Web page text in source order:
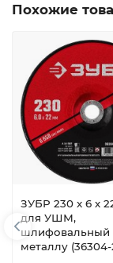
Похожие
ЗУБР 230 x 6 х
для УШМ,
шлифовальный
металлу